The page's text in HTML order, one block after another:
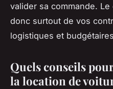
valider sa commande.
donc surtout de vos
logistiques et
Quels conseils
la location de